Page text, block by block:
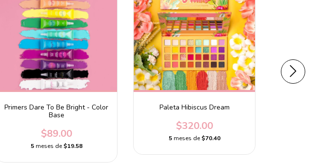
Primers Dare To Be Bright - Color
Base
$89.00
5 meses de$19.58
Paleta Hibiscus Dream
$320.00
5 meses de$70.40